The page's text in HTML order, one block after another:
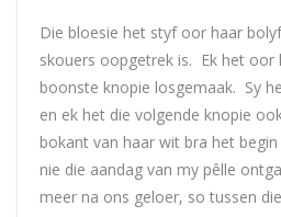
Die bloesie het styf oor haar
skouers oopgetrek is. Ek het oor
boonste knopie losgemaak. Sy
en ek het die volgende knopie
bokant van haar wit bra het
nie die aandag van my pêlle
meer na ons geloer, so tussen